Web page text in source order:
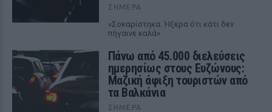
ΣΉΜΕΡΑ
«Σοκαρίστηκα. Ήξερα ότι κάτι δεν
πήγαινε καλά»
Πάνω από 45.000 διελεύσεις
ημερησίως στους Ευζώνους:
Μαζική άφιξη τουριστών από
τα Βαλκάνια
ΣΉΜΕΡΑ